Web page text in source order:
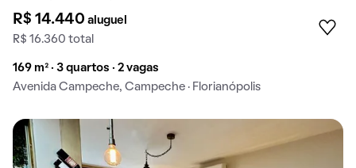
R$ 14.440aluguel
R$ 16.360 total
169 m² · 3 quartos · 2 vagas
Avenida Campeche, Campeche · Florianópolis